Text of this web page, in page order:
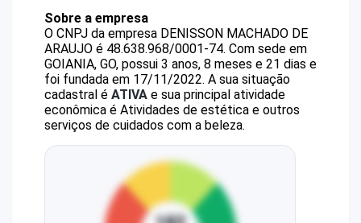
Sobre a empresa
O CNPJ da empresa DENISSON MACHADO DE
ARAUJO é 48.638.968/0001-74. Com sede em
GOIANIA, GO, possui 3 anos, 8 meses e 21 dias e
foi fundada em 17/11/2022. A sua situação
cadastral é ATIVA e sua principal atividade
econômica é Atividades de estética e outros
serviços de cuidados com a beleza.